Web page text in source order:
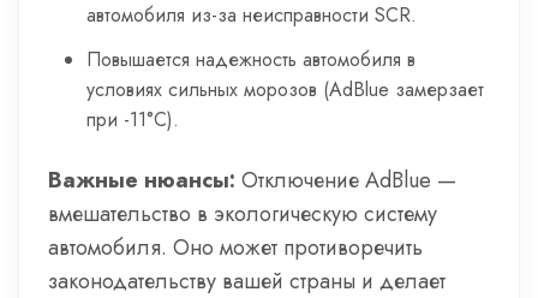
автомобиля из-за неисправности SCR.
Повышается надежность автомобиля в
условиях сильных морозов (AdBlue замерзает
при -11°C).
Важные нюансы: Отключение AdBlue —
вмешательство в экологическую систему
автомобиля. Оно может противоречить
законодательству вашей страны и делает